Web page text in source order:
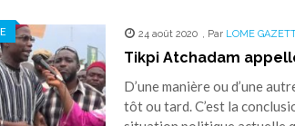
24 août 2020 , Par LOME
Tikpi Atchadam
D’une manière ou d’une
tôt ou tard. C’est la